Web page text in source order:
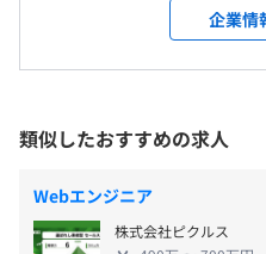
┗開発環境：TypeScript、
┗開発環境：TypeScript、
Python、GCP、Docker、
会社の定める場所（テレワ
・従業員に対する受動喫煙対
・特別（慶弔）休暇
・有給休暇
・産前産後休暇
ます。 ◎新規プロダクト開
的な上長との面談で、興
ンジしてみたい案件をお
自身のキャリアについて
方、是非当社でご活躍ください。 「Web
シャリストとして技術力
程・サービスの企画～運
題解決」を目指す方 「マ
企業情
類似したおすすめの求人
Webエンジニア
株式会社ピクルス